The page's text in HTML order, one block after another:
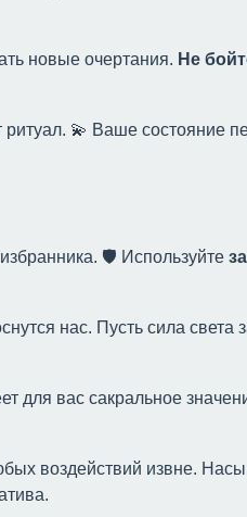
новые очертания. Не
💫 Ваше состояние
🛡 Используйте
нас. Пусть сила света
для вас сакральное
воздействий извне.